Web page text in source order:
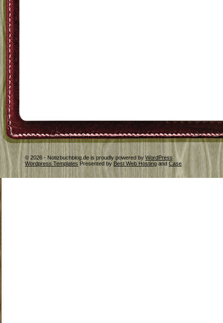
© 2026 - Notizbuchblog.de is proudly powered by WordPress
Wordpress Templates Presented by Best Web Hosting and Case